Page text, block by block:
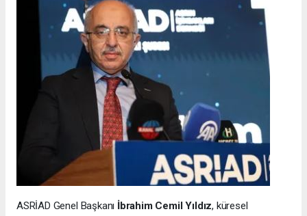
ASRİAD Genel Başkanı İbrahim Cemil Yıldız, küresel